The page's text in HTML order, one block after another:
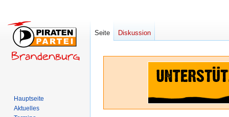
Seite Diskussion
Hauptseite
Aktuelles